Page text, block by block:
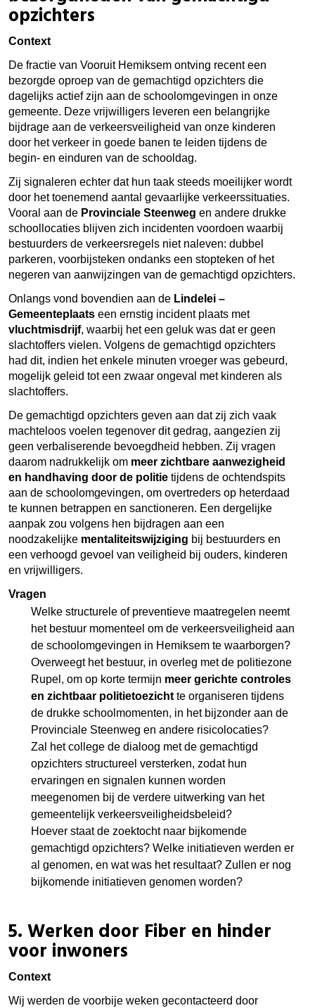
opzichters
Context
De fractie van Vooruit Hemiksem ontving recent een
bezorgde oproep van de gemachtigd opzichters die
dagelijks actief zijn aan de schoolomgevingen in onze
gemeente. Deze vrijwilligers leveren een belangrijke
bijdrage aan de verkeersveiligheid van onze kinderen
door het verkeer in goede banen te leiden tijdens de
begin- en einduren van de schooldag.
Zij signaleren echter dat hun taak steeds moeilijker wordt
door het toenemend aantal gevaarlijke verkeerssituaties.
Vooral aan de Provinciale Steenweg en andere drukke
schoollocaties blijven zich incidenten voordoen waarbij
bestuurders de verkeersregels niet naleven: dubbel
parkeren, voorbijsteken ondanks een stopteken of het
negeren van aanwijzingen van de gemachtigd opzichters.
Onlangs vond bovendien aan de Lindelei –
Gemeenteplaats een ernstig incident plaats met
vluchtmisdrijf, waarbij het een geluk was dat er geen
slachtoffers vielen. Volgens de gemachtigd opzichters
had dit, indien het enkele minuten vroeger was gebeurd,
mogelijk geleid tot een zwaar ongeval met kinderen als
slachtoffers.
De gemachtigd opzichters geven aan dat zij zich vaak
machteloos voelen tegenover dit gedrag, aangezien zij
geen verbaliserende bevoegdheid hebben. Zij vragen
daarom nadrukkelijk om meer zichtbare aanwezigheid
en handhaving door de politie tijdens de ochtendspits
aan de schoolomgevingen, om overtreders op heterdaad
te kunnen betrappen en sanctioneren. Een dergelijke
aanpak zou volgens hen bijdragen aan een
noodzakelijke mentaliteitswijziging bij bestuurders en
een verhoogd gevoel van veiligheid bij ouders, kinderen
en vrijwilligers.
Vragen
Welke structurele of preventieve maatregelen neemt
het bestuur momenteel om de verkeersveiligheid aan
de schoolomgevingen in Hemiksem te waarborgen?
Overweegt het bestuur, in overleg met de politiezone
Rupel, om op korte termijn meer gerichte controles
en zichtbaar politietoezicht te organiseren tijdens
de drukke schoolmomenten, in het bijzonder aan de
Provinciale Steenweg en andere risicolocaties?
Zal het college de dialoog met de gemachtigd
opzichters structureel versterken, zodat hun
ervaringen en signalen kunnen worden
meegenomen bij de verdere uitwerking van het
gemeentelijk verkeersveiligheidsbeleid?
Hoever staat de zoektocht naar bijkomende
gemachtigd opzichters? Welke initiatieven werden er
al genomen, en wat was het resultaat? Zullen er nog
bijkomende initiatieven genomen worden?
5.Werken door Fiber en hinder
voor inwoners
Context
Wij werden de voorbije weken gecontacteerd door